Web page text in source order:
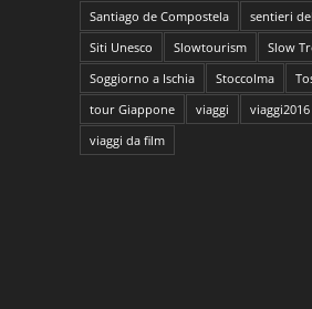
Santiago de Compostela
sentieri
Siti Unesco
Slowtourism
Slow
Soggiorno a Ischia
Stoccolma
tour Giappone
viaggi viaggi2016
viaggi da film